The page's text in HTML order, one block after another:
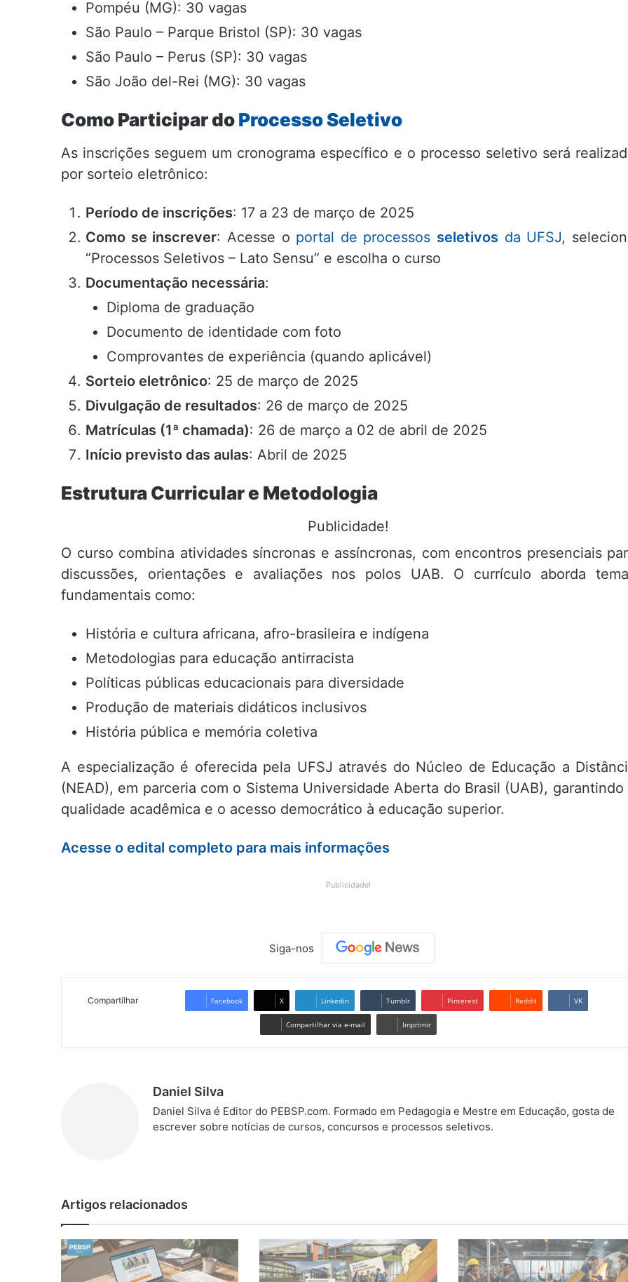
Pompéu (MG): 30 vagas
São Paulo – Parque Bristol (SP): 30 vagas
São Paulo – Perus (SP): 30 vagas
São João del-Rei (MG): 30 vagas
Como Participar doProcesso Seletivo
As inscrições seguem um cronograma específico e o processo seletivo será
por sorteio eletrônico:
Período de inscrições: 17 a 23 de março de 2025
Como se inscrever: Acesse o portal de processos seletivos da UFSJ,
“Processos Seletivos – Lato Sensu” e escolha o curso
Documentação necessária:
Diploma de graduação
Documento de identidade com foto
Comprovantes de experiência (quando aplicável)
Sorteio eletrônico: 25 de março de 2025
Divulgação de resultados: 26 de março de 2025
Matrículas (1ª chamada): 26 de março a 02 de abril de 2025
Início previsto das aulas: Abril de 2025
Estrutura Curricular e Metodologia
Publicidade!
O curso combina atividades síncronas e assíncronas, com encontros presenciais
discussões, orientações e avaliações nos polos UAB. O currículo aborda
fundamentais como:
História e cultura africana, afro-brasileira e indígena
Metodologias para educação antirracista
Políticas públicas educacionais para diversidade
Produção de materiais didáticos inclusivos
História pública e memória coletiva
A especialização é oferecida pela UFSJ através do Núcleo de Educação a
(NEAD), em parceria com o Sistema Universidade Aberta do Brasil (UAB), garantindo
qualidade acadêmica e o acesso democrático à educação superior.
Acesse o edital completo para mais informações
Publicidade!
Siga-nos
Compartilhar Facebook X Linkedin Tumblr Pinterest Reddit VK
Compartilhar via e-mail Imprimir
Daniel Silva
Daniel Silva é Editor do PEBSP.com. Formado em Pedagogia e Mestre em Educação, gosta de
escrever sobre notícias de cursos, concursos e processos seletivos.
Artigos relacionados